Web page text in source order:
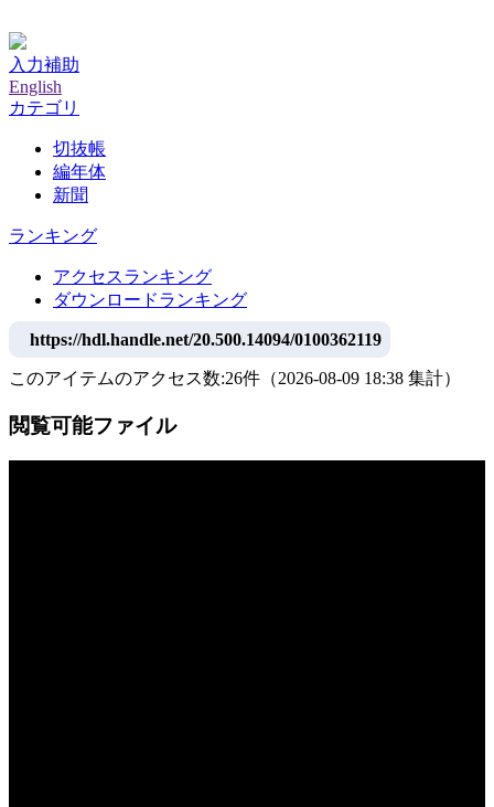
入力補助
English
カテゴリ
切抜帳
編年体
新聞
ランキング
アクセスランキング
ダウンロードランキング
https://hdl.handle.net/20.500.14094/0100362119
このアイテムのアクセス数:26件 （2026-08-09 18:38 集計）
閲覧可能ファイル